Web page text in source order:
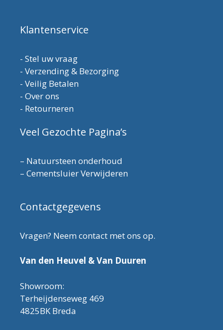
Klantenservice
- Stel uw vraag
- Verzending & Bezorging
- Veilig Betalen
- Over ons
- Retourneren
Veel Gezochte Pagina’s
– Natuursteen onderhoud
– Cementsluier Verwijderen
Contactgegevens
Vragen? Neem contact met ons op.
Van den Heuvel & Van Duuren
Showroom:
Terheijdenseweg 469
4825BK Breda